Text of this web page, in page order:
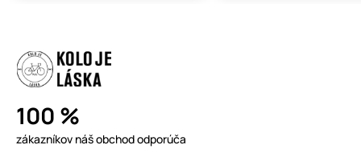
100 %
zákazníkov náš obchod odporúča